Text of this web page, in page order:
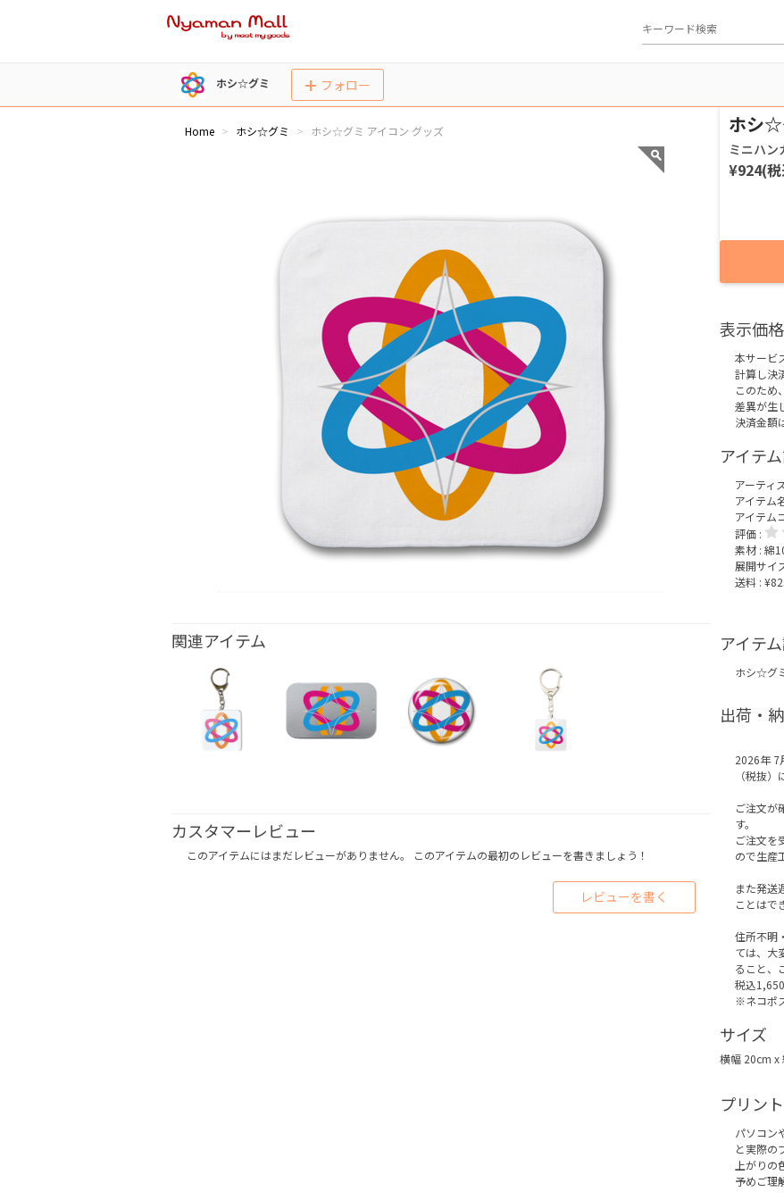
ホシ☆グミ
フォロー
ホシ☆
ミニハン
¥924(
Home ホシ☆グミ ホシ☆グミ アイコン グッズ
関連アイテム
表示価
本サービ
計算し決
このため
差異が生
決済金額
アイテ
アーティ
アイテム
アイテム
評価 :
素材 : 綿
展開サイ
送料 :
アイテ
ホシ☆グ
出荷・
2026年 7
（税抜）
ご注文が
す。
ご注文を
ので生産
また発送
ことはで
住所不明
ては、大
ること、
税込
※ネコポ
サイズ
横幅 20cm x
プリン
パソコン
と実際の
上がりの
予めご理
カスタマーレビュー
このアイテムにはまだレビューがありません。 このアイテムの最初のレビューを書きましょう！
レビューを書く